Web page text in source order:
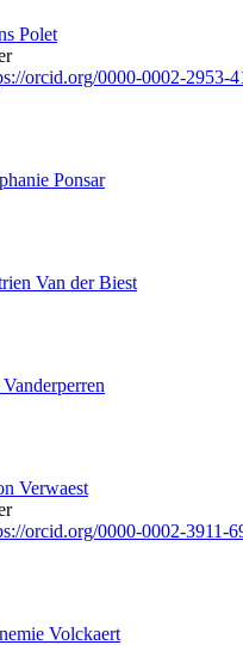
Polet
orcid.org/0000-0002-2953-
Ponsar
Van der Biest
Verwaest
orcid.org/0000-0002-3911-
Volckaert